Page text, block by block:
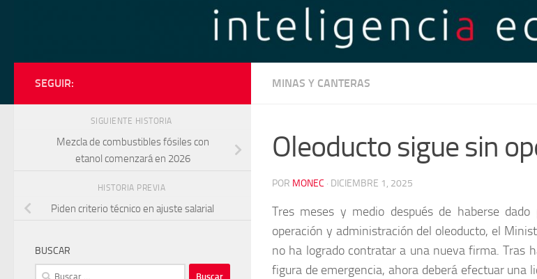
MINAS Y CANTERAS
Oleoducto sigue sin
POR MONEC · DICIEMBRE 1, 2025
Tres meses y medio después de haberse
operación y administración del oleoducto, el
no ha logrado contratar a una nueva firma. Tras
figura de emergencia, ahora deberá efectuar una
SEGUIR:
SIGUIENTE HISTORIA
Mezcla de combustibles fósiles con
etanol comenzará en 2026
HISTORIA PREVIA
Piden criterio técnico en ajuste salarial
BUSCAR
Buscar: